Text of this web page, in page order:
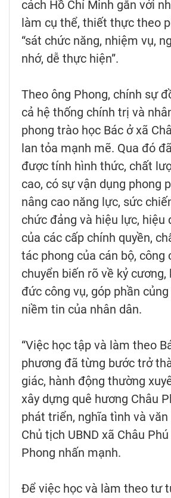
cách Hồ Chí Minh gắn với
làm cụ thể, thiết thực theo
“sát chức năng, nhiệm vụ,
nhớ, dễ thực hiện”.
Theo ông Phong, chính sự
cả hệ thống chính trị và
phong trào học Bác ở xã
lan tỏa mạnh mẽ. Qua đó
được tính hình thức, chất
cao, có sự vận dụng phong
nâng cao năng lực, sức
chức đảng và hiệu lực, hiệu
của các cấp chính quyền,
tác phong của cán bộ, công
chuyển biến rõ về kỷ cương,
đức công vụ, góp phần
niềm tin của nhân dân.
“Việc học tập và làm theo
phương đã từng bước trở
giác, hành động thường
xây dựng quê hương Châu
phát triển, nghĩa tình và văn
Chủ tịch UBND xã Châu
Phong nhấn mạnh.
Để việc học và làm theo tư